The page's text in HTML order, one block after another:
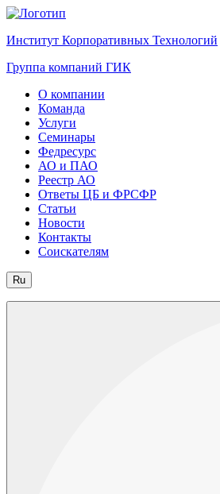
Институт Корпоративных Технологий
Группа компаний ГИК
О компании
Команда
Услуги
Семинары
Федресурс
АО и ПАО
Реестр АО
Ответы ЦБ и ФРСФР
Статьи
Новости
Контакты
Соискателям
Ru